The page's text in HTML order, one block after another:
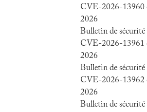
CVE-2026-13960
2026
Bulletin de
CVE-2026-13961
2026
Bulletin de
CVE-2026-13962
2026
Bulletin de